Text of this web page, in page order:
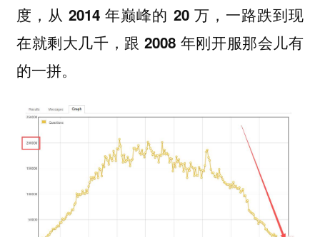
度， 从 2014 年巅峰的 20 万，一路跌到现
在就剩大几千，跟 2008 年刚开服那会儿有
的一拼。